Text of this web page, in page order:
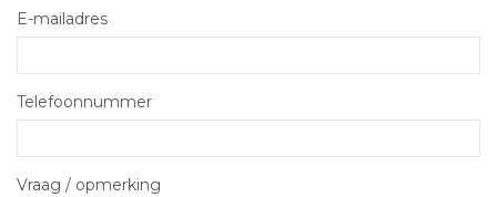
E-mailadres
Telefoonnummer
Vraag / opmerking